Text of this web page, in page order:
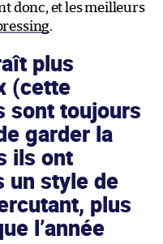
donc, et les meilleurs
.
plus
(cette
sont toujours
garder la
ils ont
un style de
plus
l’année